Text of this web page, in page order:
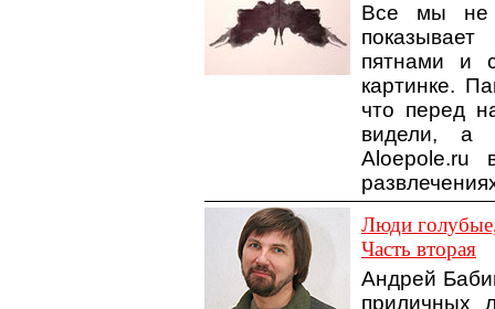
Все мы не
пятнами и
картинке.
что перед
видели, а
Aloepole.ru
Люди
Часть вторая
Андрей
приличных